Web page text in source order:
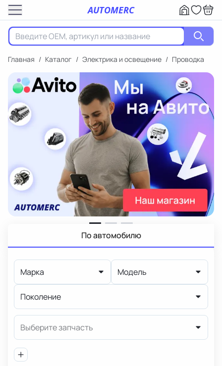
AUTOMERC
Главная / Каталог / Электрика и освещение / Проводка
По автомобилю
Марка Модель
Поколение
Выберите запчасть